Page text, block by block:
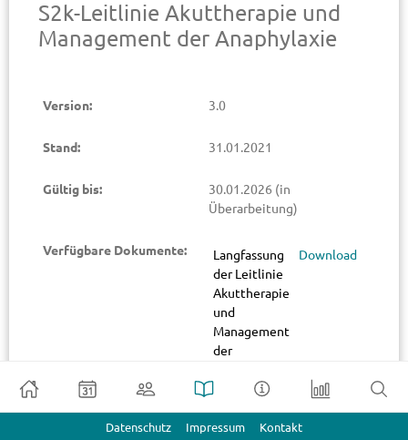
S2k-Leitlinie Akuttherapie und
Management der Anaphylaxie
Version: 3.0
Stand: 31.01.2021
Gültig bis: 30.01.2026 (in
Überarbeitung)
Verfügbare Dokumente:
Langfassung
der Leitlinie
Akuttherapie
und
Management
der
Download
Leitlinienreport
Download
Datenschutz Impressum Kontakt